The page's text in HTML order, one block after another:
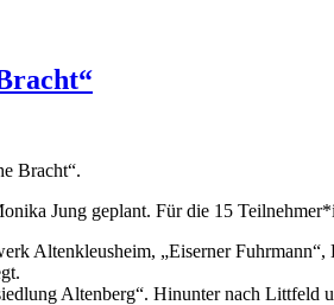
Bracht“.
Jung geplant. Für die 15
Altenkleusheim, „Eiserner
Altenberg“. Hinunter nach